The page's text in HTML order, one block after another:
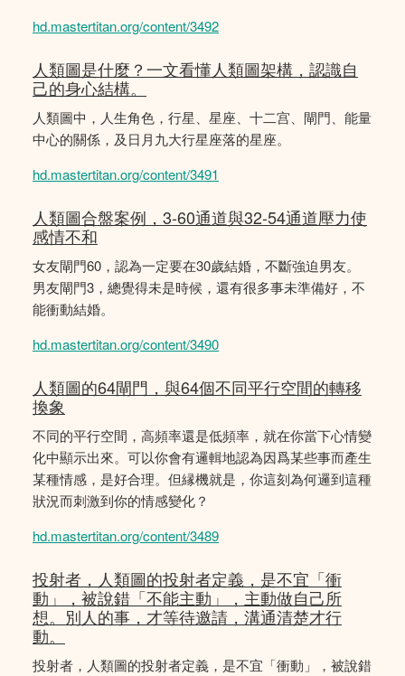
hd.mastertitan.org/content/3492
人類圖是什麼？一文看懂人類圖架構，認識自
己的身心結構。
人類圖中，人生角色，行星、星座、十二宫、閘門、能量
中心的關係，及日月九大行星座落的星座。
hd.mastertitan.org/content/3491
人類圖合盤案例，3-60通道與32-54通道壓力使
感情不和
女友閘門60，認為一定要在30歲結婚，不斷強迫男友。
男友閘門3，總覺得未是時候，還有很多事未準備好，不
能衝動結婚。
hd.mastertitan.org/content/3490
人類圖的64閘門，與64個不同平行空間的轉移
換象
不同的平行空間，高頻率還是低頻率，就在你當下心情變
化中顯示出來。可以你會有邏輯地認為因爲某些事而產生
某種情感，是好合理。但縁機就是，你這刻為何邏到這種
狀況而刺激到你的情感變化？
hd.mastertitan.org/content/3489
投射者，人類圖的投射者定義，是不宜「衝
動」，被說錯「不能主動」，主動做自己所
想。別人的事，才等待邀請，溝通清楚才行
動。
投射者，人類圖的投射者定義，是不宜「衝動」，被說錯